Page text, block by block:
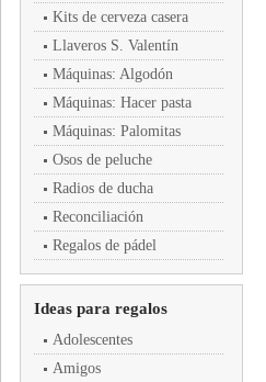
Kits de cerveza casera
Llaveros S. Valentín
Máquinas: Algodón
Máquinas: Hacer pasta
Máquinas: Palomitas
Osos de peluche
Radios de ducha
Reconciliación
Regalos de pádel
Ideas para regalos
Adolescentes
Amigos